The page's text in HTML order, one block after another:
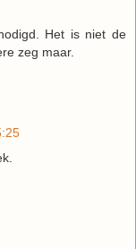
Het is niet de
zeg maar.